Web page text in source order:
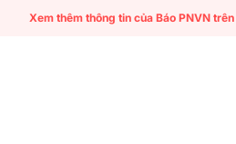
Xem thêm thông tin của Báo PNVN trên